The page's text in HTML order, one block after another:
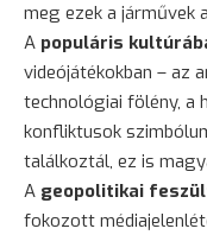
meg ezek a járművek
A populáris
videójátékokban – az
technológiai fölény, a
konfliktusok
találkoztál, ez is
A geopolitikai
fokozott